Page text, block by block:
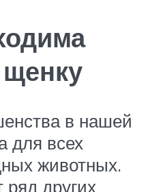
в нашей
для всех
животных.
ряд других